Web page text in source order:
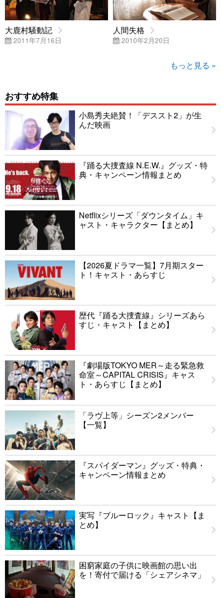
大鹿村騒動記
2011年7月16日
人間失格
2010年2月20日
もっと見る »
おすすめ特集
小島秀夫絶賛！「デススト2」が生
んだ映画
『踊る大捜査線 N.E.W.』グッズ・特
典・キャンペーン情報まとめ
Netflixシリーズ「ダウンタイム」キ
ャスト・キャラクター【まとめ】
【2026夏ドラマ一覧】7月期スター
ト！キャスト・あらすじ
歴代『踊る大捜査線』シリーズあら
すじ・キャスト【まとめ】
『劇場版TOKYO MER～走る緊急救
命室～CAPITAL CRISIS』キャス
ト・あらすじ【まとめ】
「ラヴ上等」シーズン2メンバー
【一覧】
『スパイダーマン』グッズ・特典・
キャンペーン情報まとめ
実写『ブルーロック』キャスト【ま
とめ】
困窮家庭の子供に映画館の思い出
を！寄付で届ける「シェアシネマ」